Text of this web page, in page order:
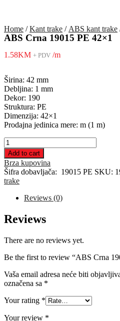
Home /Kant trake / ABS kant trake
ABS Crna 19015 PE 42×1
1.58KM + PDV /m
Širina: 42 mm
Debljina: 1 mm
Dekor: 190
Struktura: PE
Dimenzija: 42×1
Prodajna jedinica mere: m (1 m)
ABS
Crna
19015
PE
42x1
quantity
Add to cart
Brza kupovina
Šifra dobavljača: 19015 PE SKU:
trake
Reviews (0)
Reviews
There are no reviews yet.
Be the first to review “ABS Crna
Vaša email adresa neće biti
označena sa *
Your rating *
Your review *